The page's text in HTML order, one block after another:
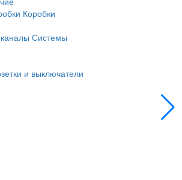
Коробки
Системы
и выключатели